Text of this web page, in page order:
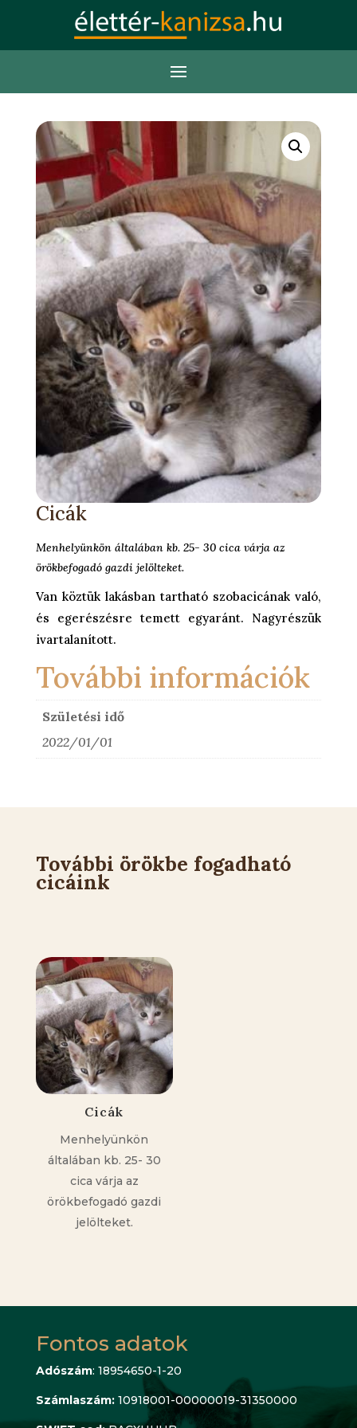
Cicák
Menhelyünkön általában kb. 25- 30 cica várja az
örökbefogadó gazdi jelölteket.
Van köztük lakásban tartható szobacicának való,
és egerészésre temett egyaránt. Nagyrészük
ivartalanított.
További információk
Születési idő
2022/01/01
További örökbe fogadható
cicáink
Cicák
Menhelyünkön
általában kb. 25- 30
cica várja az
örökbefogadó gazdi
jelölteket.
Fontos adatok
Adószám: 18954650-1-20
Számlaszám: 10918001-00000019-31350000